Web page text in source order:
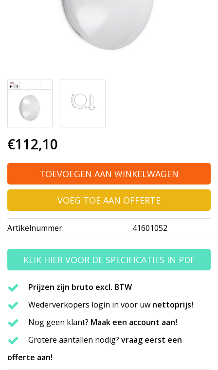
€112,10
TOEVOEGEN AAN WINKELWAGEN
VOEG TOE AAN OFFERTE
Artikelnummer: 41601052
KLIK HIER VOOR DE SPECIFICATIES IN PDF
Prijzen zijn bruto excl. BTW
Wederverkopers login in voor uw nettoprijs!
Nog geen klant? Maak een account aan!
Grotere aantallen nodig? vraag eerst een
offerte aan!